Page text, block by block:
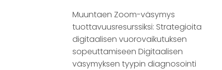
Muuntaen Zoom-väsymys
tuottavuusresurssiksi: Strategioita
digitaalisen vuorovaikutuksen
sopeuttamiseen Digitaalisen
väsymyksen tyypin diagnosointi